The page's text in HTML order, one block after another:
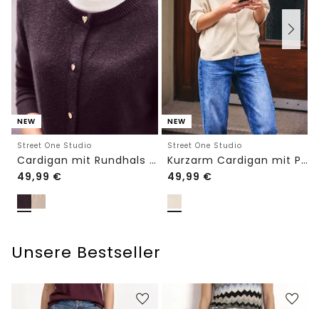
NEW
Street One Studio
Cardigan mit Rundhals und Knöpfen
49,99 €
NEW
Street One Studio
Kurzarm Cardigan mit Polokragen
49,99 €
Unsere Bestseller